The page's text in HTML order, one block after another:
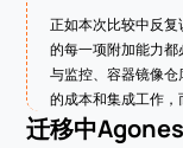
正如本次比较中反
的每一项附加能力
与监控、容器镜像
的成本和集成工作，
迁移中